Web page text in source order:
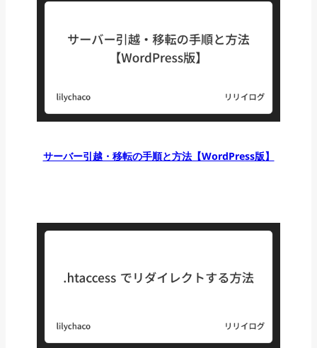
サーバー引越・移転の手順と方法【WordPress版】